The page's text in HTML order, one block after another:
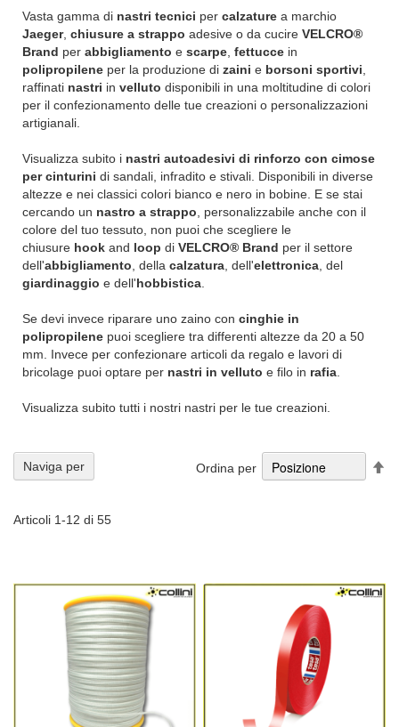
Vasta gamma di nastri tecnici per calzature a marchio
Jaeger, chiusure a strappo adesive o da cucire VELCRO®
Brand per abbigliamento e scarpe fettucce in
polipropilene per la produzione di zaini e borsoni sportivi
raffinati nastri in velluto disponibili in una moltitudine di colori
per il confezionamento delle tue creazioni o personalizzazioni
artigianali.
Visualizza subito i nastri autoadesivi di rinforzo con cimose
per cinturini di sandali, infradito e stivali. Disponibili in diverse
altezze e nei classici colori bianco e nero in bobine. E se stai
cercando un nastro a strappo , personalizzabile anche con il
colore del tuo tessuto, non puoi che scegliere le
chiusure hook and loop di VELCRO® Brand per il settore
dell'abbigliamento , della calzatura , dell'elettronica , del
giardinaggio e dell'hobbistica
Se devi invece riparare uno zaino con cinghie in
polipropilene puoi scegliere tra differenti altezze da 20 a 50
mm. Invece per confezionare articoli da regalo e lavori di
bricolage puoi optare per nastri in velluto e filo in rafia
Visualizza subito tutti i nostri nastri per le tue creazioni.
Articoli 1-12 di 55
Ordina per
Naviga per